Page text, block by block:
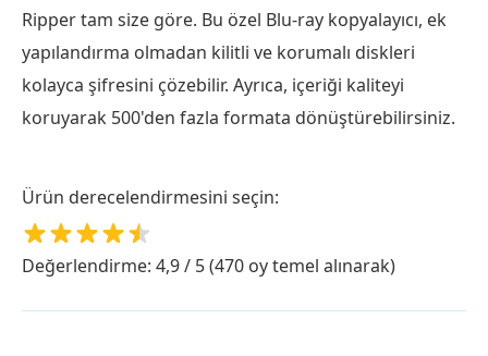
Ripper tam size göre. Bu özel Blu-ray kopyalayıcı, ek
yapılandırma olmadan kilitli ve korumalı diskleri
kolayca şifresini çözebilir. Ayrıca, içeriği kaliteyi
koruyarak 500'den fazla formata dönüştürebilirsiniz.
Ürün derecelendirmesini seçin:
Değerlendirme: 4,9 / 5 (470 oy temel alınarak)